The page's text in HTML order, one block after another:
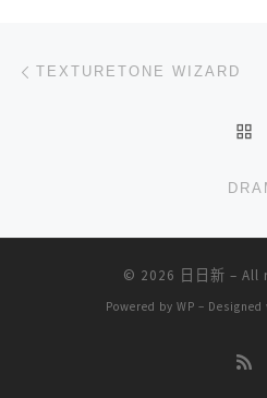
文章导航
TEXTURETONE WIZARD
© 2026 日日新 – All
Powered by WP –